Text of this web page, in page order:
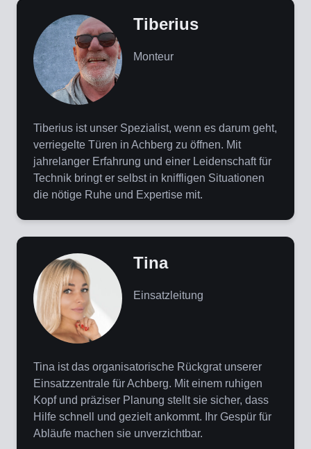
Tiberius
Monteur
Tiberius ist unser Spezialist, wenn es darum geht,
verriegelte Türen in Achberg zu öffnen. Mit
jahrelanger Erfahrung und einer Leidenschaft für
Technik bringt er selbst in kniffligen Situationen
die nötige Ruhe und Expertise mit.
Tina
Einsatzleitung
Tina ist das organisatorische Rückgrat unserer
Einsatzzentrale für Achberg. Mit einem ruhigen
Kopf und präziser Planung stellt sie sicher, dass
Hilfe schnell und gezielt ankommt. Ihr Gespür für
Abläufe machen sie unverzichtbar.